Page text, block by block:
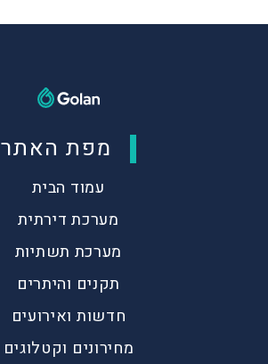
מפת האתר
עמוד הבית
מערכת דירתית
מערכת תשתיות
תקנים והיתרים
חדשות ואירועים
מחירונים וקטלוגים